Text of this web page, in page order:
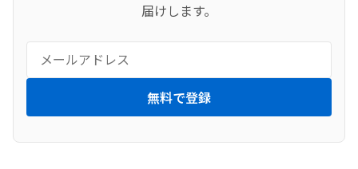
届けします。
無料で登録